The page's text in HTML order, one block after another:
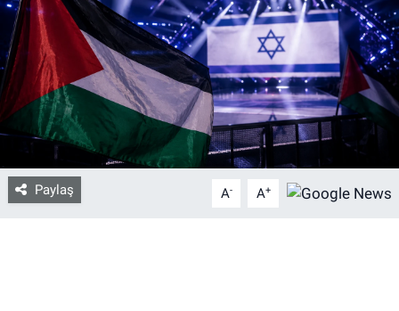
Paylaş A- A+
İletişim/Künye
Yaşam
Gözden Kaçmasın
İletişim (Künye)